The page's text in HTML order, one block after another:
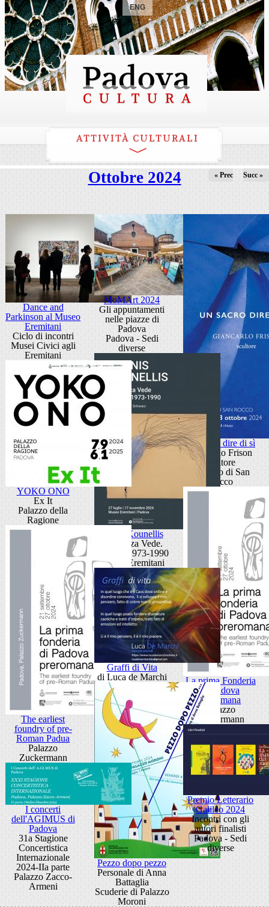
ENG
ATTIVITÀ CULTURALI
Ottobre 2024 « Prec Succ »
Dance and
Parkinson al Museo
Eremitani
Ciclo di incontri
Musei Civici agli
Eremitani
MoMArt 2024
Gli appuntamenti
nelle piazze di
Padova
Padova - Sedi
diverse
Un sacro dire di sì
Giancarlo Frison
scultore
Oratorio di San
Rocco
Jannis Kounellis
La Stanza Vede.
Disegni 1973-1990
Museo Eremitani
YOKO ONO
Ex It
Palazzo della
Ragione
La prima Fonderia
di Padova
Preromana
Palazzo
Zuckermann
The earliest
foundry of pre-
Roman Padua
Palazzo
Zuckermann
Graffi di Vita
di Luca de Marchi
Pezzo dopo pezzo
Personale di Anna
Battaglia
Scuderie di Palazzo
Moroni
Premio Letterario
Galileo 2024
Incontri con gli
autori finalisti
Padova - Sedi
diverse
I concerti
dell'AGIMUS di
Padova
31a Stagione
Concertistica
Internazionale
2024-IIa parte
Palazzo Zacco-
Armeni